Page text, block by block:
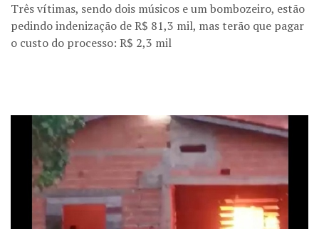
Três vítimas, sendo dois músicos e um bombozeiro, estão
pedindo indenização de R$ 81,3 mil, mas terão que pagar
o custo do processo: R$ 2,3 mil